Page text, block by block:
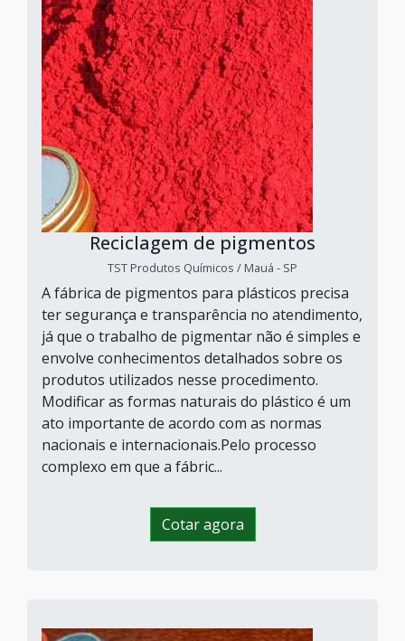
Reciclagem de pigmentos
TST Produtos Químicos / Mauá - SP
A fábrica de pigmentos para plásticos precisa
ter segurança e transparência no atendimento,
já que o trabalho de pigmentar não é simples e
envolve conhecimentos detalhados sobre os
produtos utilizados nesse procedimento.
Modificar as formas naturais do plástico é um
ato importante de acordo com as normas
nacionais e internacionais.Pelo processo
complexo em que a fábric...
Cotar agora